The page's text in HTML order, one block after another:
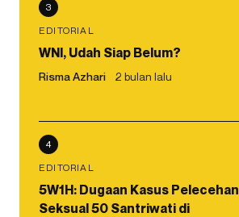
3
EDITORIAL
WNI, Udah Siap Belum?
Risma Azhari 2 bulan lalu
4
EDITORIAL
5W1H: Dugaan Kasus Pelecehan
Seksual 50 Santriwati di